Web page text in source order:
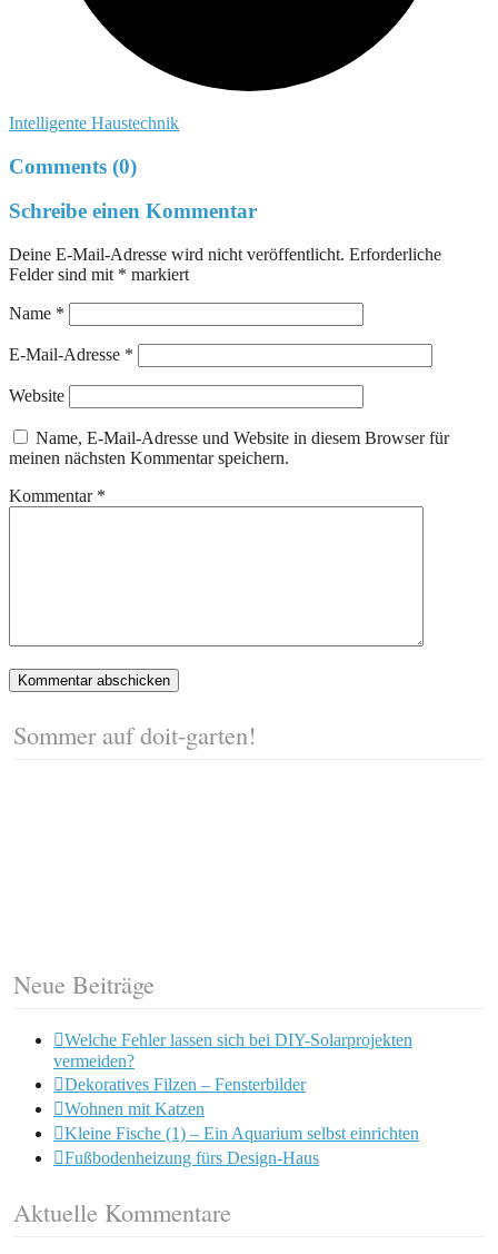
Intelligente Haustechnik
Comments (0)
Schreibe einen Kommentar
Deine E-Mail-Adresse wird nicht veröffentlicht. Erforderliche
Felder sind mit * markiert
Name *
E-Mail-Adresse *
Website
Name, E-Mail-Adresse und Website in diesem Browser für
meinen nächsten Kommentar speichern.
Kommentar *
Sommer auf doit-garten!
Neue Beiträge
Welche Fehler lassen sich bei DIY-Solarprojekten
vermeiden?
Dekoratives Filzen – Fensterbilder
Wohnen mit Katzen
Kleine Fische (1) – Ein Aquarium selbst einrichten
Fußbodenheizung fürs Design-Haus
Aktuelle Kommentare